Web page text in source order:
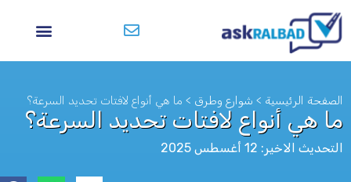
الصفحة الرئيسية > شوارع وطرق > ما هي أنواع لافتات تحديد السرعة؟
ما هي أنواع لافتات تحديد السرعة؟
التحديث الاخير: 12 أغسطس 2025